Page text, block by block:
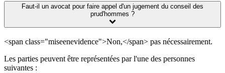
Faut-il un avocat pour faire appel d'un jugement du conseil des
prud'hommes ?
<span class="miseenevidence">Non,</span> pas nécessairement.
Les parties peuvent être représentées par l'une des personnes
suivantes :